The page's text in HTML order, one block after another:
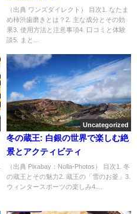
（出典 ワンズダイレクト） 目次1. なたま
め柿渋歯磨きとは？2. 主な成分とその効
果3. 使用方法と注意事項4. 口コミと体験
談5. まと...
Uncategorized
冬の蔵王: 白銀の世界で楽しむ絶
景とアクティビティ
（出典 Pixabay：Nolla-Photos） 目次1. 冬
の蔵王とその魅力2. 蔵王の「雪のお釜」3.
ウィンタースポーツの楽しみ4....